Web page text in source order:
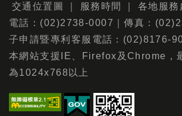
交通位置圖
服務時間
各地服務
電話：(02)2738-0007｜傳真：
子申請暨專利客服電話：(02)8176-
本網站支援IE、Firefox及Chrome，
為1024x768以上